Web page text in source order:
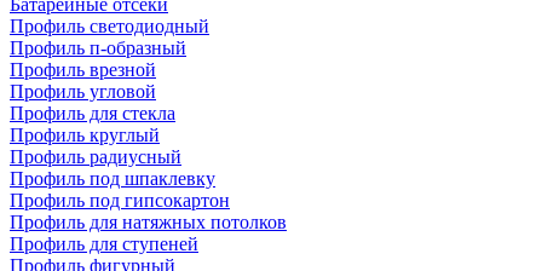
Батарейные отсеки
Профиль светодиодный
Профиль п-образный
Профиль врезной
Профиль угловой
Профиль для стекла
Профиль круглый
Профиль радиусный
Профиль под шпаклевку
Профиль под гипсокартон
Профиль для натяжных потолков
Профиль для ступеней
Профиль фигурный